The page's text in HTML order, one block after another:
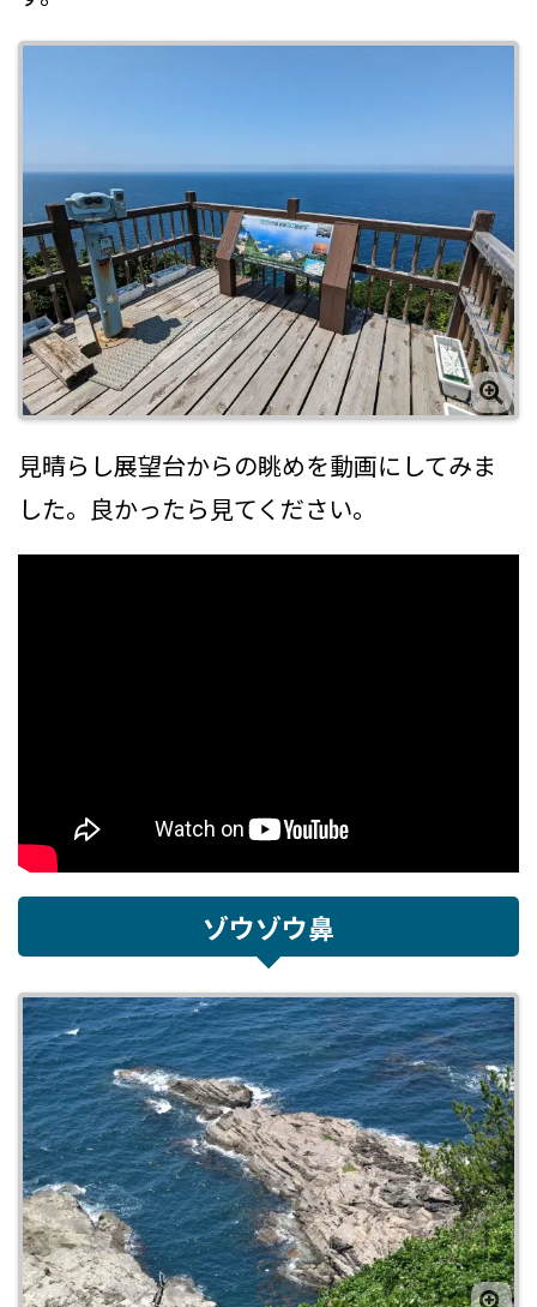
見晴らし展望台からの眺めを動画にしてみま
した。良かったら見てください。
ゾウゾウ鼻